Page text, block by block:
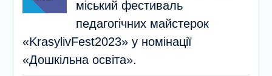
міський фестиваль
педагогічних майстерок
«KrasylivFest2023» у номінації
«Дошкільна освіта».